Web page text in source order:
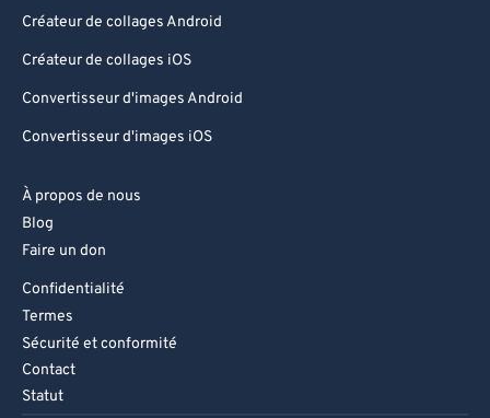
Créateur de collages Android
Créateur de collages iOS
Convertisseur d'images Android
Convertisseur d'images iOS
À propos de nous
Blog
Faire un don
Confidentialité
Termes
Sécurité et conformité
Contact
Statut